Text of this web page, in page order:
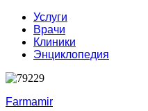
Услуги
Врачи
Клиники
Энциклопедия
Farmamir